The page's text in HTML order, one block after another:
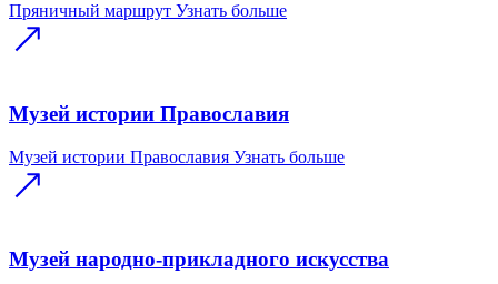
Пряничный маршрут Узнать больше
Музей истории Православия
Музей истории Православия Узнать больше
Музей народно-прикладного искусства